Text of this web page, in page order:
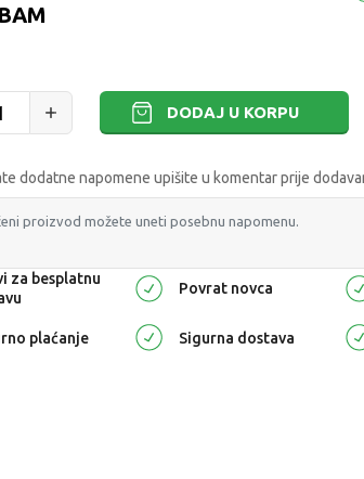
BAM
DODAJ U KORPU
dodatne napomene upišite u komentar prije
za besplatnu
Povrat novca
plaćanje Sigurna dostava